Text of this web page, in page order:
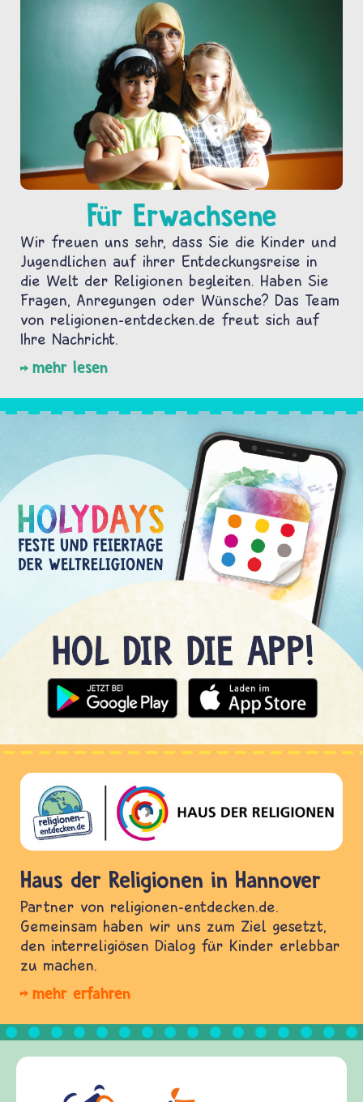
Für Erwachsene
Wir freuen uns sehr, dass Sie die Kinder und
Jugendlichen auf ihrer Entdeckungsreise in
die Welt der Religionen begleiten. Haben Sie
Fragen, Anregungen oder Wünsche? Das Team
von religionen-entdecken.de freut sich auf
Ihre Nachricht.
mehr lesen
Haus der Religionen in Hannover
Partner von religionen-entdecken.de.
Gemeinsam haben wir uns zum Ziel gesetzt,
den interreligiösen Dialog für Kinder erlebbar
zu machen.
mehr erfahren